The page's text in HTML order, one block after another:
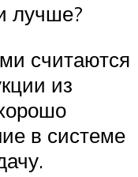
лучше?
считаются
из
в системе